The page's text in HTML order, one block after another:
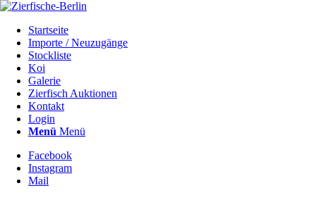
Startseite
Importe / Neuzugänge
Stockliste
Koi
Galerie
Zierfisch Auktionen
Kontakt
Login
Menü Menü
Facebook
Instagram
Mail